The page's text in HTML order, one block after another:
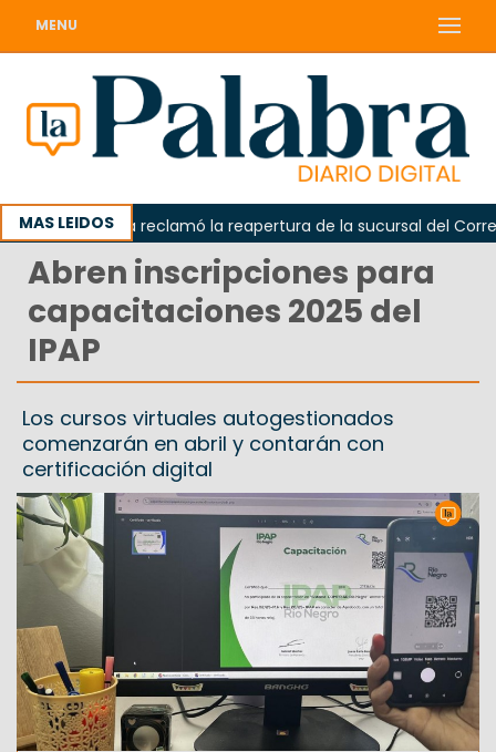
MENU
MAS LEIDOS
Odarda reclamó la reapertura de la sucursal del Correo
Abren inscripciones para
capacitaciones 2025 del
IPAP
Los cursos virtuales autogestionados
comenzarán en abril y contarán con
certificación digital